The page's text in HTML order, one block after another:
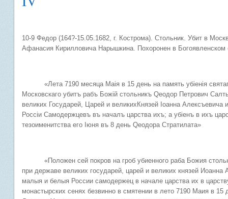
10-9 Федор (164?-15.05.1682, г. Кострома). Стольник. Убит в
Афанасия Кирилловича Нарышкина. Похоронен в Богоявленском
«Лета 7190 месяца Маiя в 15 день на память убiенiя святаго
Московскаго убитъ рабъ Божiй стольникъ Qеодор Петрович
великих Государей, Царей и великихКнязей Iоанна
Россiи Самодержцевъ въ началъ царства ихъ; а убiенъ в ихъ
тезоименитства его Iюня въ 8 день Qеодора Стратилата»
«Положен сей покров на гроб убиенного раба Божия
при державе великих государей, царей и великих князей
малыя и белыя России самодержец в начале царства их в
монастырских сенях безвинно в смятении в лето 7190 Маия в 15